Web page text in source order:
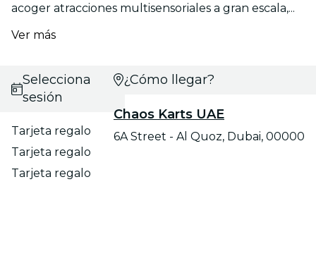
acoger atracciones multisensoriales a gran escala,...
Ver más
Selecciona
sesión
Tarjeta regalo
Tarjeta regalo
Tarjeta regalo
¿Cómo llegar?
Chaos Karts UAE
6A Street - Al Quoz, Dubai, 00000